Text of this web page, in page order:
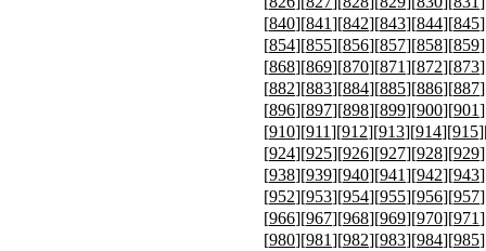
[840][841][842][843][844][845
[854][855][856][857][858][859
[868][869][870][871][872][873
[882][883][884][885][886][887
[896][897][898][899][900][901
[910][911][912][913][914][915
[924][925][926][927][928][929
[938][939][940][941][942][943
[952][953][954][955][956][957
[966][967][968][969][970][971
[980][981][982][983][984][985